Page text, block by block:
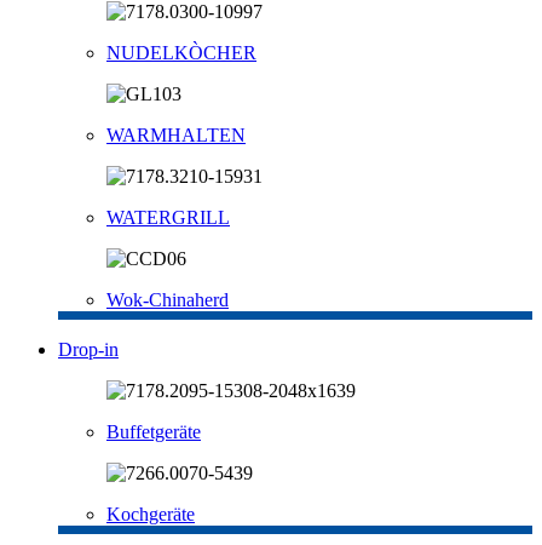
NUDELKÒCHER
WARMHALTEN
WATERGRILL
Wok-Chinaherd
Drop-in
Buffetgeräte
Kochgeräte